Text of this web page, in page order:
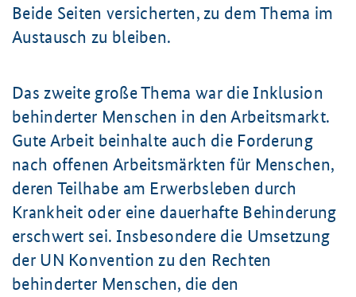
Beide Seiten versicherten, zu dem Thema im
Austausch zu bleiben.
Das zweite große Thema war die Inklusion
behinderter Menschen in den Arbeitsmarkt.
Gute Arbeit beinhalte auch die Forderung
nach offenen Arbeitsmärkten für Menschen,
deren Teilhabe am Erwerbsleben durch
Krankheit oder eine dauerhafte Behinderung
erschwert sei. Insbesondere die Umsetzung
der UN Konvention zu den Rechten
behinderter Menschen, die den